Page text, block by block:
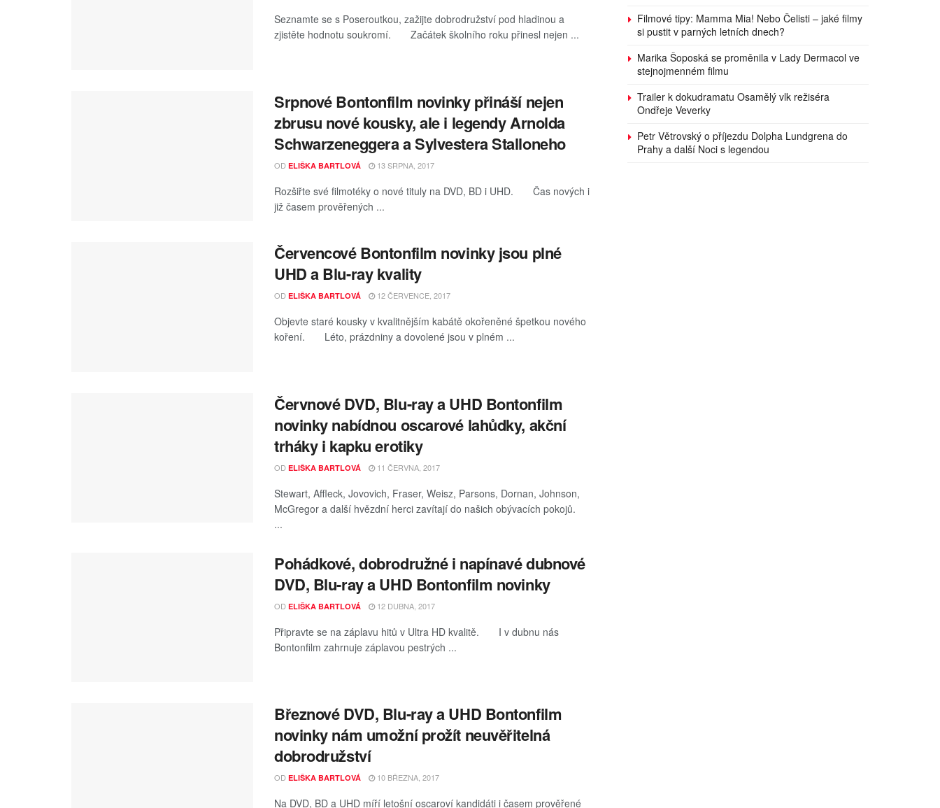
Seznamte se s Poseroutkou, zažijte dobrodružství pod hladinou a
zjistěte hodnotu soukromí. Začátek školního roku přinesl nejen ...
Srpnové Bontonfilm novinky přináší nejen
zbrusu nové kousky, ale i legendy Arnolda
Schwarzeneggera a Sylvestera Stalloneho
OD ELIŠKA BARTLOVÁ 13 SRPNA, 2017
Rozšiřte své filmotéky o nové tituly na DVD, BD i UHD. Čas nových i
již časem prověřených ...
Červencové Bontonfilm novinky jsou plné
UHD a Blu-ray kvality
OD ELIŠKA BARTLOVÁ 12 ČERVENCE, 2017
Objevte staré kousky v kvalitnějším kabátě okořeněné špetkou nového
koření. Léto, prázdniny a dovolené jsou v plném ...
Červnové DVD, Blu-ray a UHD Bontonfilm
novinky nabídnou oscarové lahůdky, akční
trháky i kapku erotiky
OD ELIŠKA BARTLOVÁ 11 ČERVNA, 2017
Stewart, Affleck, Jovovich, Fraser, Weisz, Parsons, Dornan, Johnson,
McGregor a další hvězdní herci zavítají do našich obývacích pokojů.
...
Pohádkové, dobrodružné i napínavé dubnové
DVD, Blu-ray a UHD Bontonfilm novinky
OD ELIŠKA BARTLOVÁ 12 DUBNA, 2017
Připravte se na záplavu hitů v Ultra HD kvalitě. I v dubnu nás
Bontonfilm zahrnuje záplavou pestrých ...
Březnové DVD, Blu-ray a UHD Bontonfilm
novinky nám umožní prožít neuvěřitelná
dobrodružství
OD ELIŠKA BARTLOVÁ 10 BŘEZNA, 2017
Na DVD, BD a UHD míří letošní oscaroví kandidáti i časem prověřené
Filmové tipy: Mamma Mia! Nebo Čelisti – jaké filmy
si pustit v parných letních dnech?
Marika Šoposká se proměnila v Lady Dermacol ve
stejnojmenném filmu
Trailer k dokudramatu Osamělý vlk režiséra
Ondřeje Veverky
Petr Větrovský o příjezdu Dolpha Lundgrena do
Prahy a další Noci s legendou